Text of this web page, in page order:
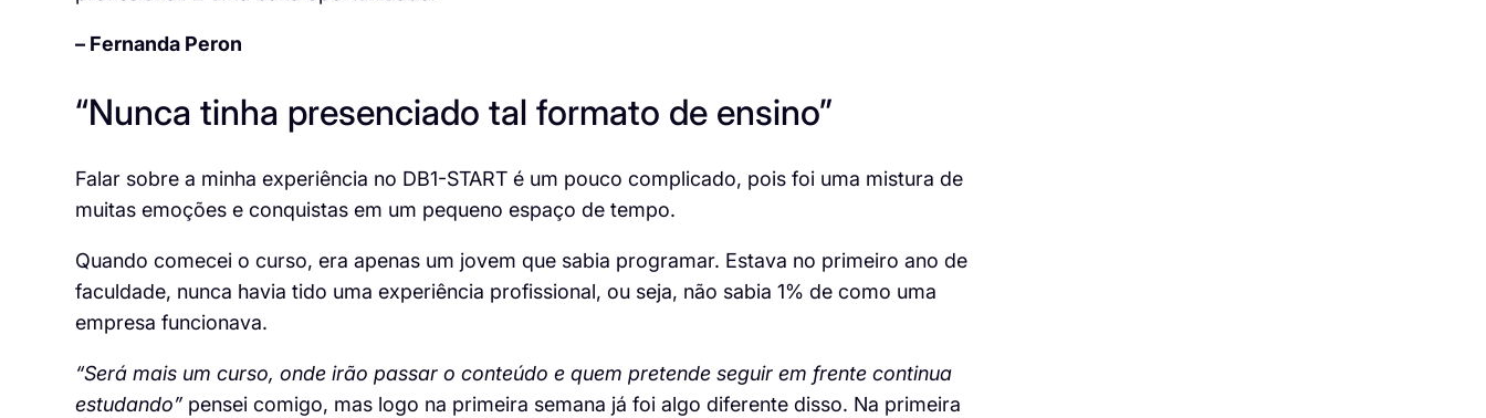
– Fernanda Peron
“Nunca tinha presenciado tal formato de ensino”
Falar sobre a minha experiência no DB1-START é um pouco complicado, pois foi uma mistura de
muitas emoções e conquistas em um pequeno espaço de tempo.
Quando comecei o curso, era apenas um jovem que sabia programar. Estava no primeiro ano de
faculdade, nunca havia tido uma experiência profissional, ou seja, não sabia 1% de como uma
empresa funcionava.
“Será mais um curso, onde irão passar o conteúdo e quem pretende seguir em frente continua
estudando”pensei comigo, mas logo na primeira semana já foi algo diferente disso. Na primeira